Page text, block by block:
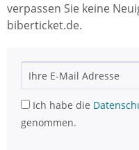
verpassen Sie keine
biberticket.de.
Ich habe die
genommen.